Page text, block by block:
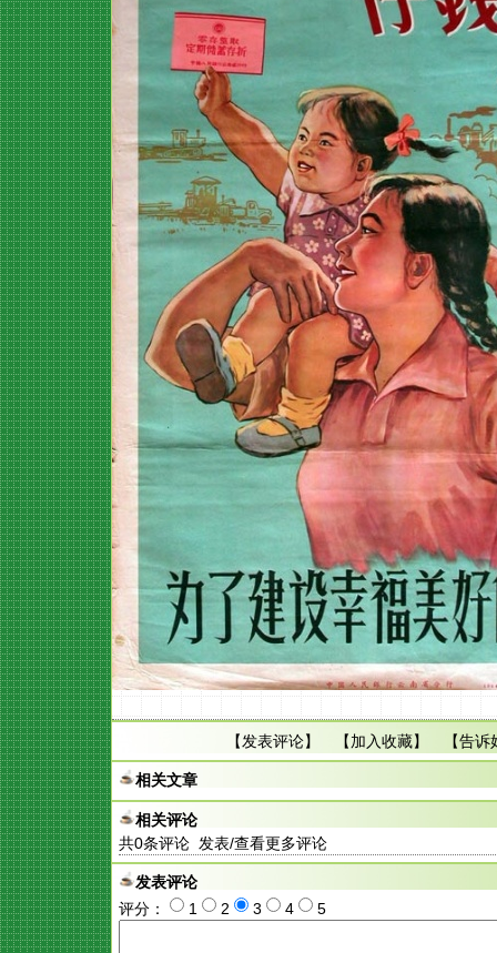
【发表评论】 【加入收藏】 【告诉
相关文章
相关评论
共0条评论 发表/查看更多评论
发表评论
评分：
1 2 3 4 5